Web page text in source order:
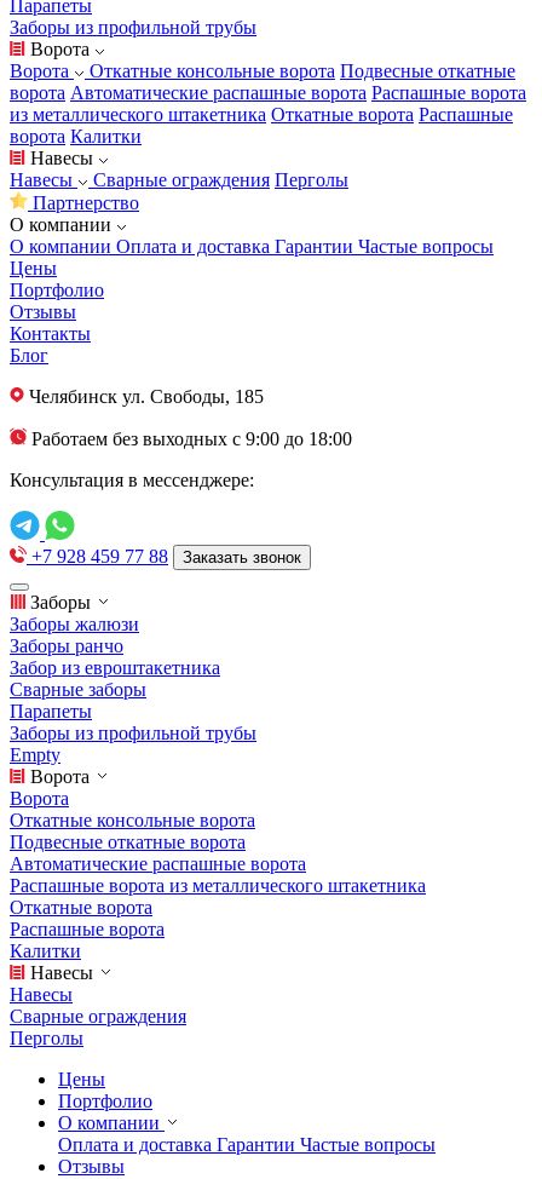
Парапеты
Заборы из профильной трубы
Ворота
Ворота
Откатные консольные ворота Подвесные откатные
ворота Автоматические распашные ворота Распашные ворота
из металлического штакетника Откатные ворота Распашные
ворота Калитки
Навесы
Навесы
Сварные ограждения Перголы
Партнерство
О компании
О компании Оплата и доставка Гарантии Частые вопросы
Цены
Портфолио
Отзывы
Контакты
Блог
Челябинск ул. Свободы, 185
Работаем без выходных с 9:00 до 18:00
Консультация в мессенджере:
+7 928 459 77 88 Заказать звонок
Заборы
Заборы жалюзи
Заборы ранчо
Забор из евроштакетника
Сварные заборы
Парапеты
Заборы из профильной трубы
Empty
Ворота
Ворота
Откатные консольные ворота
Подвесные откатные ворота
Автоматические распашные ворота
Распашные ворота из металлического штакетника
Откатные ворота
Распашные ворота
Калитки
Навесы
Навесы
Сварные ограждения
Перголы
Цены
Портфолио
О компании
Оплата и доставка Гарантии Частые вопросы
Отзывы